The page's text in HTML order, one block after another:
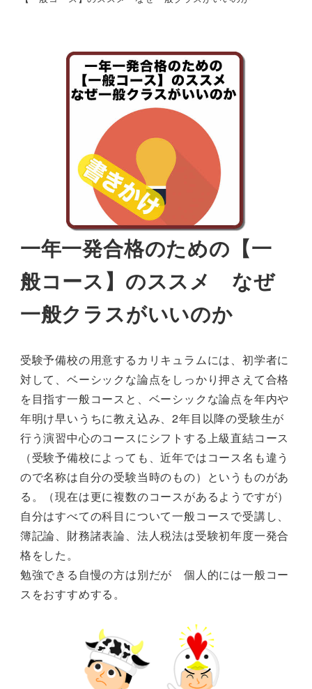
一年一発合格のための【一
般コース】のススメ なぜ
一般クラスがいいのか
受験予備校の用意するカリキュラムには、初学者に
対して、ベーシックな論点をしっかり押さえて合格
を目指す一般コースと、ベーシックな論点を年内や
年明け早いうちに教え込み、2年目以降の受験生が
行う演習中心のコースにシフトする上級直結コース
（受験予備校によっても、近年ではコース名も違う
ので名称は自分の受験当時のもの）というものがあ
る。（現在は更に複数のコースがあるようですが）
自分はすべての科目について一般コースで受講し、
簿記論、財務諸表論、法人税法は受験初年度一発合
格をした。
勉強できる自慢の方は別だが 個人的には一般コー
スをおすすめする。